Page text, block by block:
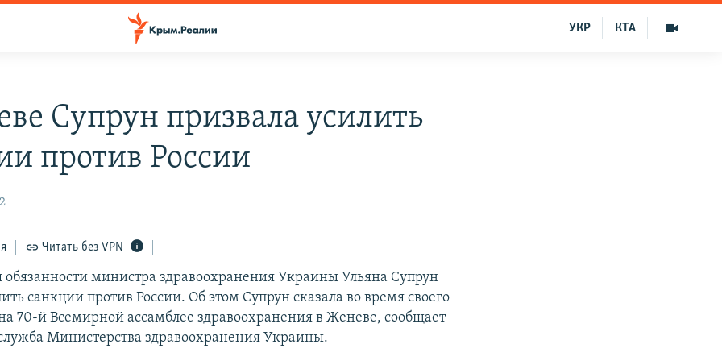
КТА
УКР
Супрун призвала усилить
против России
Читать без VPN
министра здравоохранения Украины Ульяна Супрун
санкции против России. Об этом Супрун сказала во время своего
70-й Всемирной ассамблее здравоохранения в Женеве, сообщает
Министерства здравоохранения Украины.